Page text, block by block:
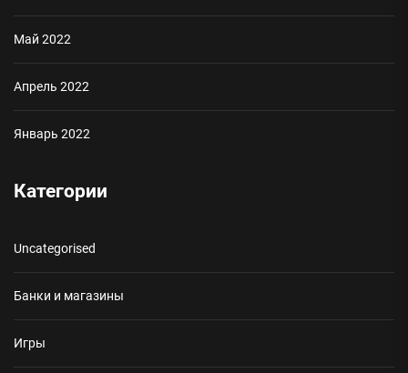
Май 2022
Апрель 2022
Январь 2022
Категории
Uncategorised
Банки и магазины
Игры